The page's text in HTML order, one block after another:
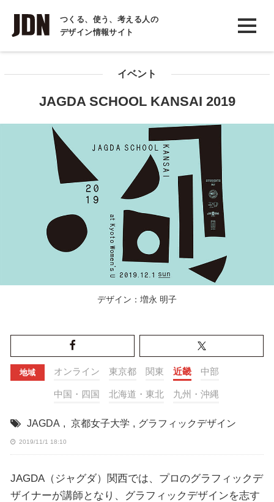
つくる、使う、考える人の
デザイン情報サイト
INTERVIEW
インタビュー
コラム
イベント
JAGDA SCHOOL KANSAI 2019
デザイン：増永 明子
地域 オンライン 東京都 関東 近畿 中部
中国・四国 北海道・東北 九州・沖縄
JAGDA , 京都女子大学 , グラフィックデザイン
2019/11/1 18:10
JAGDA（ジャグダ）関西では、プロのグラフィックデ
ザイナーが講師となり、グラフィックデザインを志す